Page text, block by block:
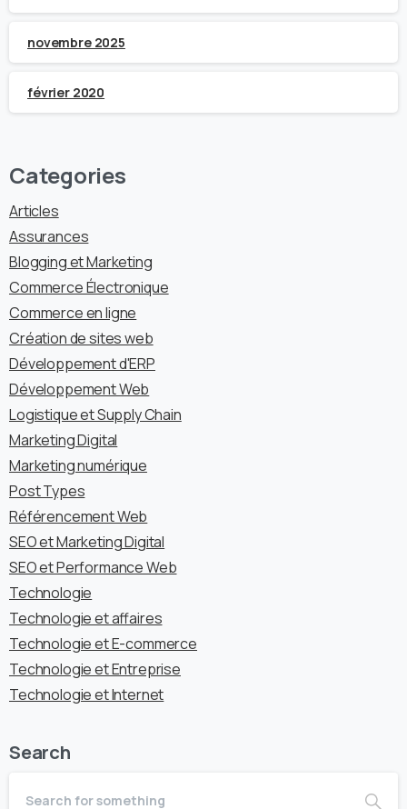
novembre 2025
février 2020
Categories
Articles
Assurances
Blogging et Marketing
Commerce Électronique
Commerce en ligne
Création de sites web
Développement d'ERP
Développement Web
Logistique et Supply Chain
Marketing Digital
Marketing numérique
Post Types
Référencement Web
SEO et Marketing Digital
SEO et Performance Web
Technologie
Technologie et affaires
Technologie et E-commerce
Technologie et Entreprise
Technologie et Internet
Search